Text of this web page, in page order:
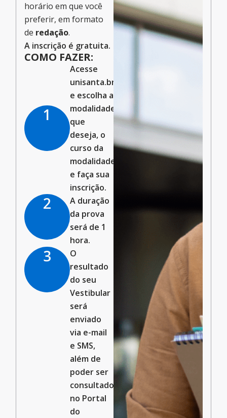
horário em que você
preferir, em formato
de redação.
A inscrição é gratuita.
COMO FAZER:
1
Acesse
unisanta.br/cursos/
e escolha a
modalidade
que
deseja, o
curso da
modalidade
e faça sua
inscrição.
2
A duração
da prova
será de 1
hora.
3
O
resultado
do seu
Vestibular
será
enviado
via e-mail
e SMS,
além de
poder ser
consultado
no Portal
do